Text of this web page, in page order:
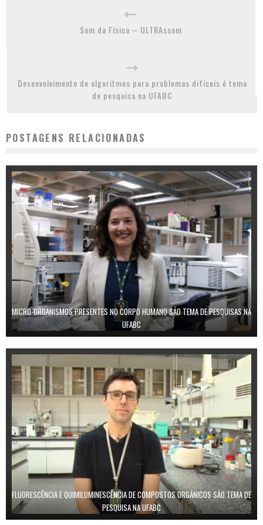
Som da Física – ULTRAssom
Desenvolvimento de algoritmos para problemas difíceis é tema
de pesquisa na UFABC
POSTAGENS RELACIONADAS
MICRO-ORGANISMOS PRESENTES NO CORPO HUMANO SÃO TEMA DE PESQUISAS NA
UFABC
FLUORESCÊNCIA E QUIMILUMINESCÊNCIA DE COMPOSTOS ORGÂNICOS SÃO TEMA DE
PESQUISA NA UFABC